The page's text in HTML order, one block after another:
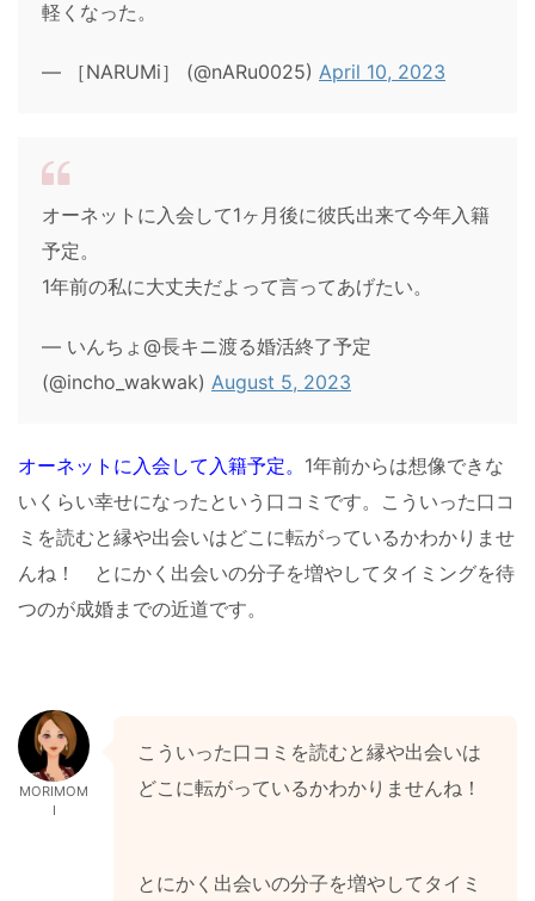
軽くなった。
— ［NARUMi］ (@nARu0025) April 10, 2023
オーネットに入会して1ヶ月後に彼氏出来て今年入籍
予定。
1年前の私に大丈夫だよって言ってあげたい。
— いんちょ@長キニ渡る婚活終了予定
(@incho_wakwak) August 5, 2023
オーネットに入会して入籍予定。 1年前からは想像できな
いくらい幸せになったという口コミです。こういった口コ
ミを読むと縁や出会いはどこに転がっているかわかりませ
んね！ とにかく出会いの分子を増やしてタイミングを待
つのが成婚までの近道です。
MORIMOM
I
こういった口コミを読むと縁や出会いは
どこに転がっているかわかりませんね！
とにかく出会いの分子を増やしてタイミ